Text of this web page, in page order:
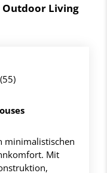
Outdoor Living
minimalistischen
Mit